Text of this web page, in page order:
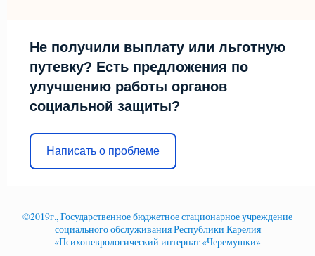
Не получили выплату или льготную
путевку? Есть предложения по
улучшению работы органов
социальной защиты?
Написать о проблеме
©2019г., Государственное бюджетное стационарное учреждение
социального обслуживания Республики Карелия
«Психоневрологический интернат «Черемушки»